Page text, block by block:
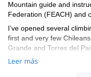
Mountain guide and
Federation (FEACH) and
I’ve opened several
first and very few
Grande and Torres del
I climbed almost all the
Leer más